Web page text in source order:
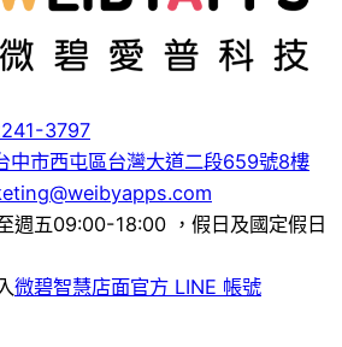
3797
中市西屯區台灣大道二段659號8樓
週五09:00-18:00 ，假日及國定假日
微碧智慧店面官方 LINE 帳號